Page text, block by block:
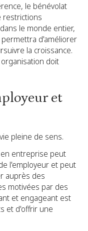
le bénévolat
restrictions
le monde entier,
d'améliorer
la croissance.
doit
et
pleine de sens.
entreprise peut
l'employeur et peut
auprès des
motivées par des
et engageant est
et d'offrir une